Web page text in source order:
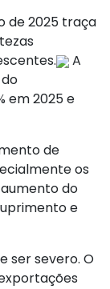
de 2025 traça
A
em 2025 e
de
os
aumento do
e
ser severo. O